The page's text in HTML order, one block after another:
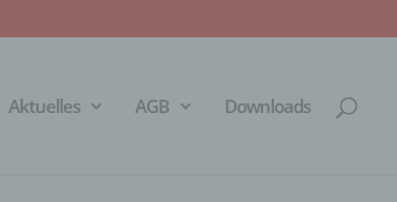
Aktuelles AGB Downloads